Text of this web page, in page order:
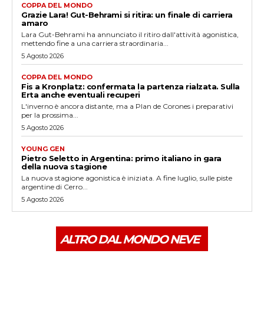
COPPA DEL MONDO
Grazie Lara! Gut-Behrami si ritira: un finale di carriera
amaro
Lara Gut-Behrami ha annunciato il ritiro dall'attività agonistica,
mettendo fine a una carriera straordinaria...
5 Agosto 2026
COPPA DEL MONDO
Fis a Kronplatz: confermata la partenza rialzata. Sulla
Erta anche eventuali recuperi
L'inverno è ancora distante, ma a Plan de Corones i preparativi
per la prossima...
5 Agosto 2026
YOUNG GEN
Pietro Seletto in Argentina: primo italiano in gara
della nuova stagione
La nuova stagione agonistica è iniziata. A fine luglio, sulle piste
argentine di Cerro...
5 Agosto 2026
ALTRO DAL MONDO NEVE